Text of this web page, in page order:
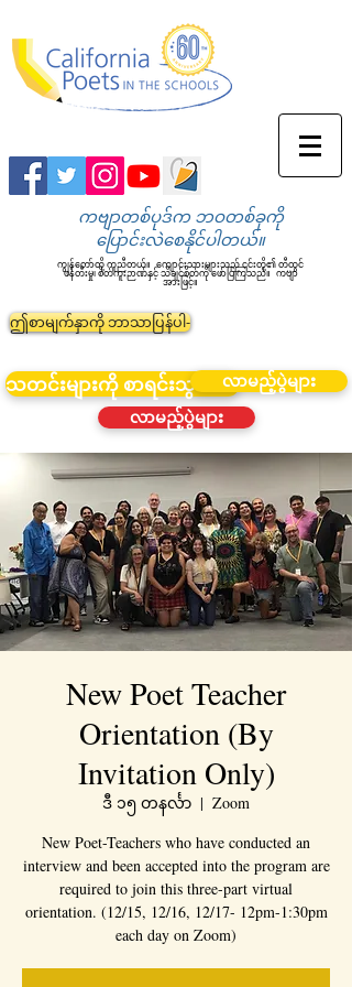
ကဗျာတစ်ပုဒ်က ဘဝတစ်ခုကို
ပြောင်းလဲစေနိုင်ပါတယ်။
ကျွန်တော်တို့ ကူညီတယ်။ ကျောင်းသားများသည် ၎င်းတို့၏ တီထွင်
ဖန်တီးမှု၊ စိတ်ကူးဉာဏ်နှင့် သိချင်စိတ်ကို ဖော်ပြကြသည်။ ကဗျာ
အားဖြင့်။
ဤစာမျက်နှာကို ဘာသာပြန်ပါ-
သတင်းများကို စာရင်းသွင်းပါ။လာမည့်ပွဲများ
လာမည့်ပွဲများ
New Poet Teacher
Orientation (By
Invitation Only)
ဒီ ၁၅ တနင်္လာ
  |
Zoom
New Poet-Teachers who have conducted an
interview and been accepted into the program are
required to join this three-part virtual
orientation. (12/15, 12/16, 12/17- 12pm-1:30pm
each day on Zoom)